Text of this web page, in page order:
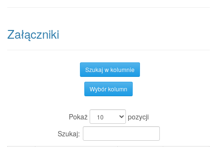
Załączniki
Szukaj w kolumnie
Wybór kolumn
Pokaż
pozycji
Szukaj: